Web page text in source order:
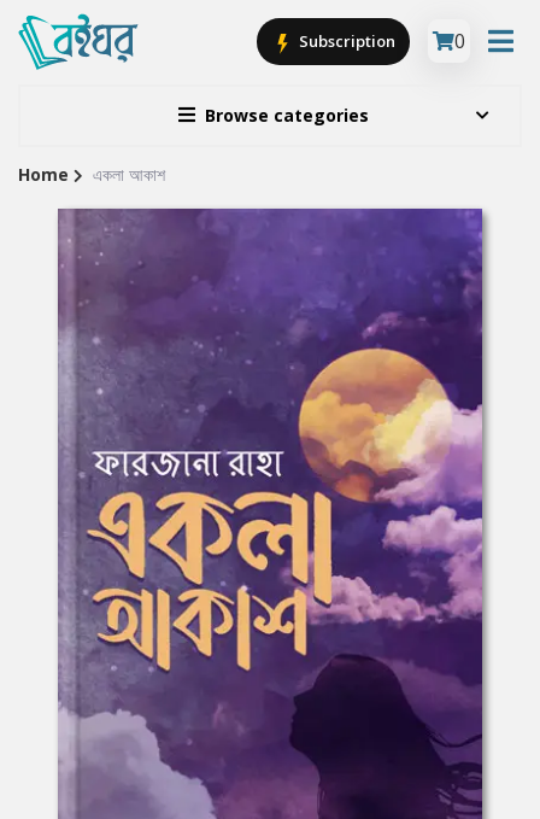
Browse categories
Subscription 0
Site
Breadcrumb
Home একলা আকাশ